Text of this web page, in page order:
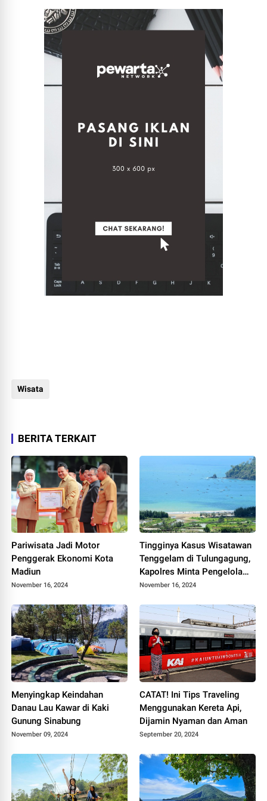
Wisata
BERITA TERKAIT
Pariwisata Jadi Motor
Penggerak Ekonomi Kota
Madiun
November 16, 2024
Tingginya Kasus Wisatawan
Tenggelam di Tulungagung,
Kapolres Minta Pengelola
Pantai Tingkatkan
November 16, 2024
Menyingkap Keindahan
Danau Lau Kawar di Kaki
Gunung Sinabung
November 09, 2024
CATAT! Ini Tips Traveling
Menggunakan Kereta Api,
Dijamin Nyaman dan Aman
September 20, 2024